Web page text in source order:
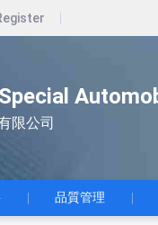
限公司
品質管理